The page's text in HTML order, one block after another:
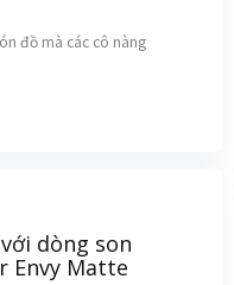
đồ mà các cô nàng
dòng son
Envy Matte